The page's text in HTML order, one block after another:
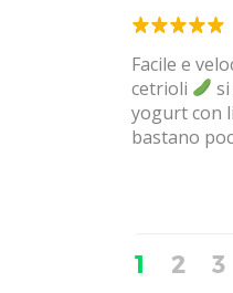
Facile e
cetrioli
yogurt con
bastano
1 2 3